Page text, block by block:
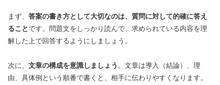
まず、 答案の書き方として大切なのは、質問に対して的確に答え
ることです。問題文をしっかり読んで、求められている内容を理
解した上で回答するようにしましょう。
次に、 文章の構成を意識しましょう 。文章は導入（結論）、理
由、具体例という順番で書くと、相手に伝わりやすくなります。